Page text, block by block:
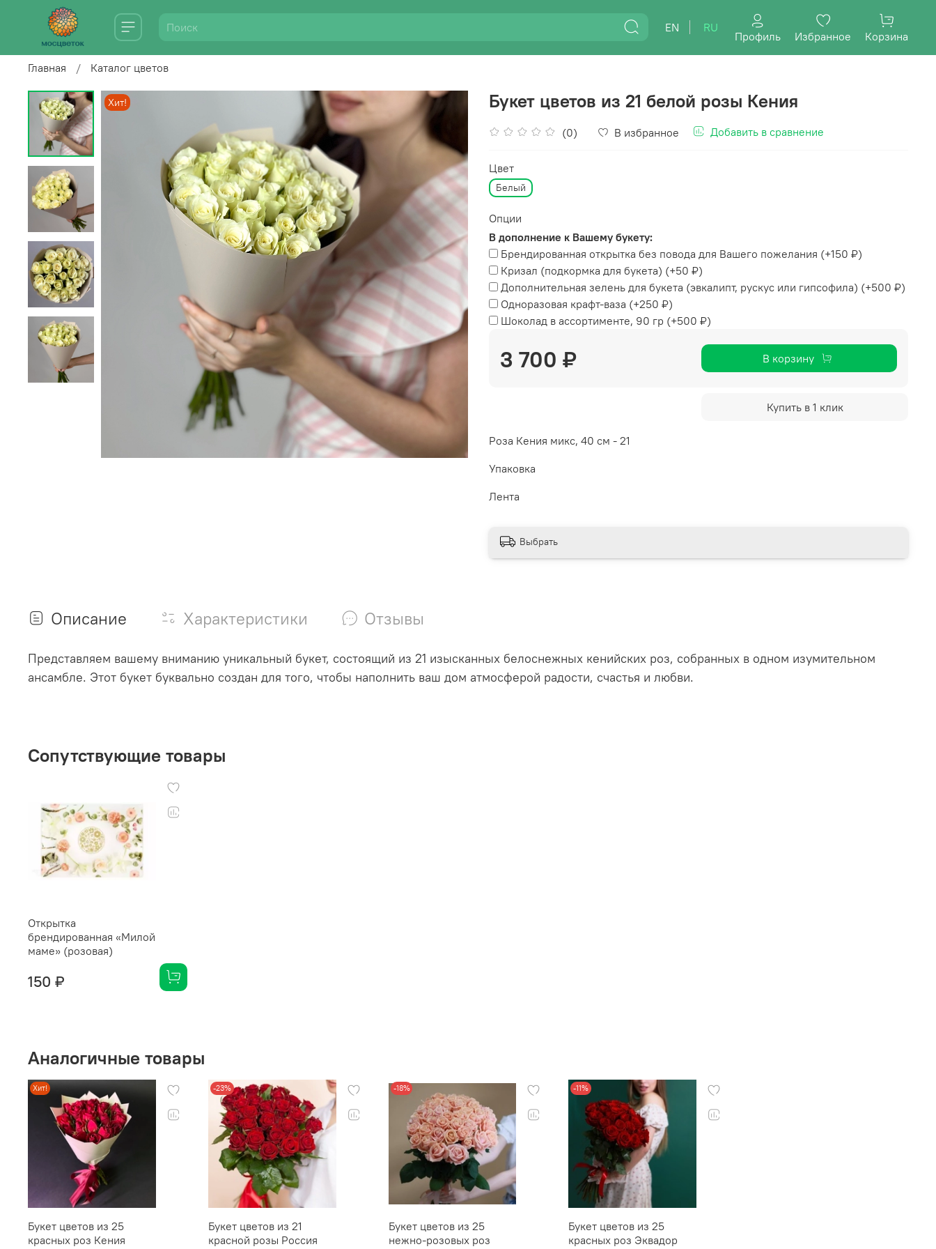
EN RU
Профиль Избранное Корзина
Главная Каталог цветов
Хит! Букет цветов из 21 белой розы Кения
(0) В избранное Добавить в сравнение
Цвет
Белый
Опции
В дополнение к Вашему букету:
Брендированная открытка без повода для Вашего пожелания (+150 ₽)
Кризал (подкормка для букета) (+50 ₽)
Дополнительная зелень для букета (эвкалипт, рускус или гипсофила) (+500 ₽)
Одноразовая крафт-ваза (+250 ₽)
Шоколад в ассортименте, 90 гр (+500 ₽)
3 700 ₽ В корзину
Купить в 1 клик
Роза Кения микс, 40 см - 21
Упаковка
Лента
Выбрать
Описание Характеристики Отзывы
Представляем вашему вниманию уникальный букет, состоящий из 21 изысканных белоснежных кенийских роз, собранных в одном изумительном
ансамбле. Этот букет буквально создан для того, чтобы наполнить ваш дом атмосферой радости, счастья и любви.
Сопутствующие товары
Открытка
брендированная «Милой
маме» (розовая)
150 ₽
Аналогичные товары
Хит!
Букет цветов из 25
красных роз Кения
-23%
Букет цветов из 21
красной розы Россия
-18%
Букет цветов из 25
нежно-розовых роз
-11%
Букет цветов из 25
красных роз Эквадор